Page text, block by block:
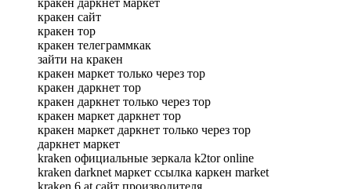
кракен сайт
кракен тор
кракен телеграммкак
зайти на кракен
кракен маркет только через тор
кракен даркнет тор
кракен даркнет только через тор
кракен маркет даркнет тор
кракен маркет даркнет только через тор
даркнет маркет
kraken официальные зеркала k2tor online
kraken darknet маркет ссылка каркен market
kraken 6 at сайт производителя